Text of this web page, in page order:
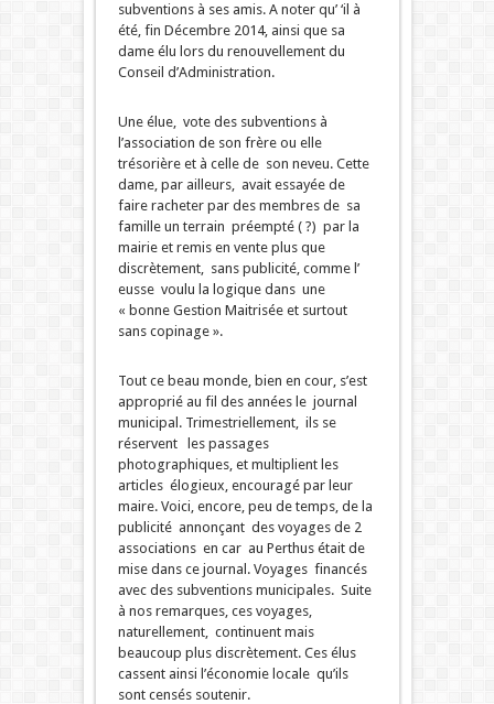
subventions à ses amis. A noter qu’ ‘il à
été, fin Décembre 2014, ainsi que sa
dame élu lors du renouvellement du
Conseil d’Administration.
Une élue, vote des subventions à
l’association de son frère ou elle
trésorière et à celle de son neveu. Cette
dame, par ailleurs, avait essayée de
faire racheter par des membres de sa
famille un terrain préempté ( ?) par la
mairie et remis en vente plus que
discrètement, sans publicité, comme l’
eusse voulu la logique dans une
« bonne Gestion Maitrisée et surtout
sans copinage ».
Tout ce beau monde, bien en cour, s’est
approprié au fil des années le journal
municipal. Trimestriellement, ils se
réservent les passages
photographiques, et multiplient les
articles élogieux, encouragé par leur
maire. Voici, encore, peu de temps, de la
publicité annonçant des voyages de 2
associations en car au Perthus était de
mise dans ce journal. Voyages financés
avec des subventions municipales. Suite
à nos remarques, ces voyages,
naturellement, continuent mais
beaucoup plus discrètement. Ces élus
cassent ainsi l’économie locale qu’ils
sont censés soutenir.